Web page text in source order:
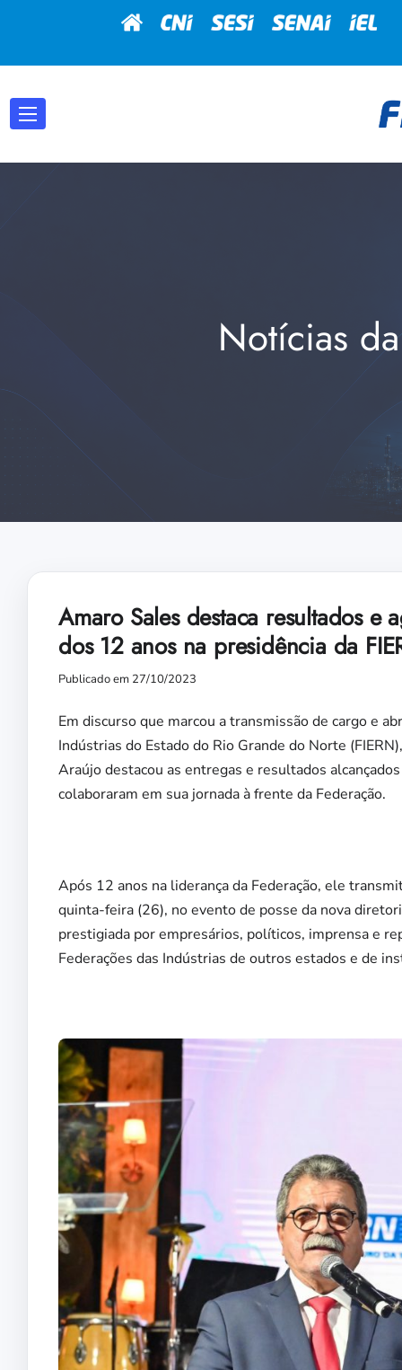
Notícias
Amaro Sales destaca resultados
dos 12 anos na presidência da
Publicado em 27/10/2023
Em discurso que marcou a transmissão de cargo e
Indústrias do Estado do Rio Grande do Norte
Araújo destacou as entregas e resultados
colaboraram em sua jornada à frente da Federação.
Após 12 anos na liderança da Federação, ele
quinta-feira (26), no evento de posse da nova
prestigiada por empresários, políticos, imprensa e
Federações das Indústrias de outros estados e de